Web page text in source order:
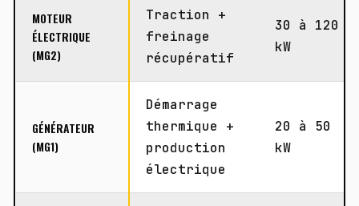
MOTEUR
ÉLECTRIQUE
(MG2)
Traction +
freinage
récupératif
30 à 120
kW
GÉNÉRATEUR
(MG1)
Démarrage
thermique +
production
électrique
20 à 50
kW